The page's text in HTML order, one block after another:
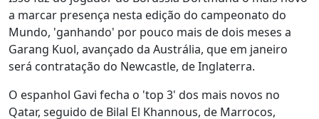
a marcar presença nesta edição do campeonato do
Mundo, 'ganhando' por pouco mais de dois meses a
Garang Kuol, avançado da Austrália, que em janeiro
será contratação do Newcastle, de Inglaterra.
O espanhol Gavi fecha o 'top 3' dos mais novos no
Qatar, seguido de Bilal El Khannous, de Marrocos,